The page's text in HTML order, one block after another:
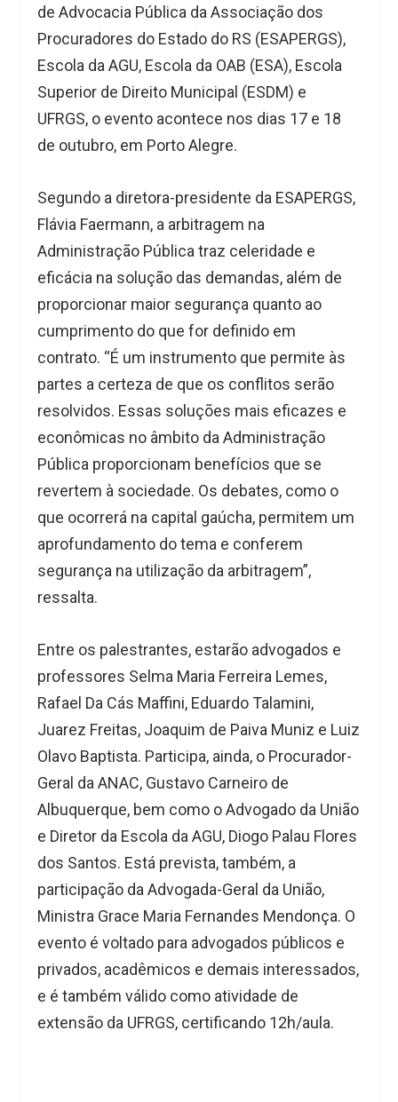
de Advocacia Pública da Associação dos
Procuradores do Estado do RS (ESAPERGS),
Escola da AGU, Escola da OAB (ESA), Escola
Superior de Direito Municipal (ESDM) e
UFRGS, o evento acontece nos dias 17 e 18
de outubro, em Porto Alegre.
Segundo a diretora-presidente da ESAPERGS,
Flávia Faermann, a arbitragem na
Administração Pública traz celeridade e
eficácia na solução das demandas, além de
proporcionar maior segurança quanto ao
cumprimento do que for definido em
contrato. “É um instrumento que permite às
partes a certeza de que os conflitos serão
resolvidos. Essas soluções mais eficazes e
econômicas no âmbito da Administração
Pública proporcionam benefícios que se
revertem à sociedade. Os debates, como o
que ocorrerá na capital gaúcha, permitem um
aprofundamento do tema e conferem
segurança na utilização da arbitragem”,
ressalta.
Entre os palestrantes, estarão advogados e
professores Selma Maria Ferreira Lemes,
Rafael Da Cás Maffini, Eduardo Talamini,
Juarez Freitas, Joaquim de Paiva Muniz e Luiz
Olavo Baptista. Participa, ainda, o Procurador-
Geral da ANAC, Gustavo Carneiro de
Albuquerque, bem como o Advogado da União
e Diretor da Escola da AGU, Diogo Palau Flores
dos Santos. Está prevista, também, a
participação da Advogada-Geral da União,
Ministra Grace Maria Fernandes Mendonça. O
evento é voltado para advogados públicos e
privados, acadêmicos e demais interessados,
e é também válido como atividade de
extensão da UFRGS, certificando 12h/aula.